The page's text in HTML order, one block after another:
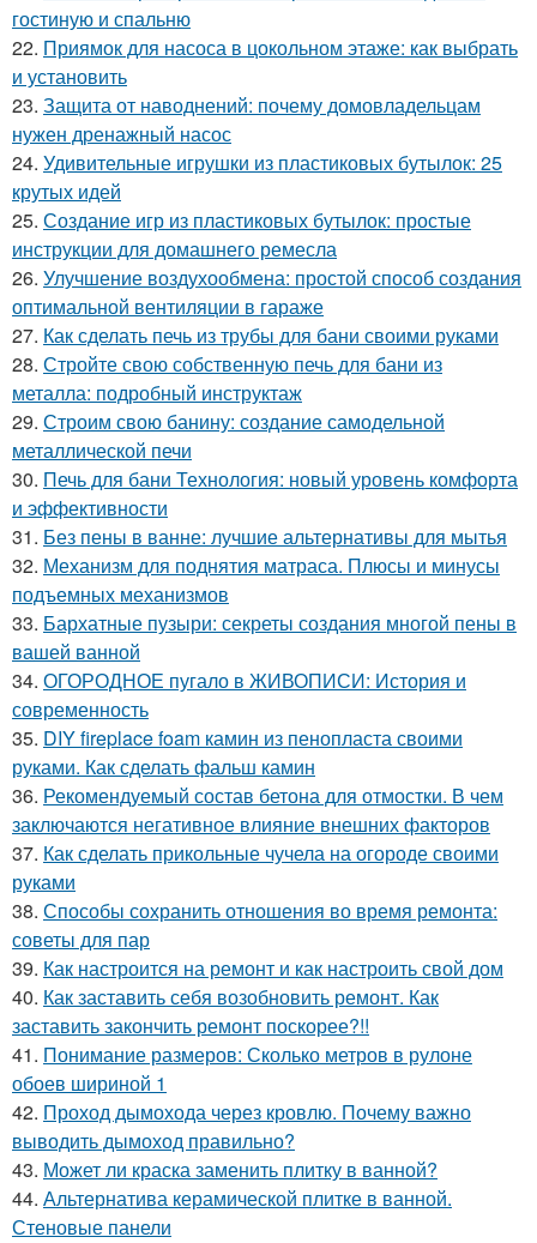
гостиную и спальню
22. Приямок для насоса в цокольном этаже: как выбрать
и установить
23. Защита от наводнений: почему домовладельцам
нужен дренажный насос
24. Удивительные игрушки из пластиковых бутылок: 25
крутых идей
25. Создание игр из пластиковых бутылок: простые
инструкции для домашнего ремесла
26. Улучшение воздухообмена: простой способ создания
оптимальной вентиляции в гараже
27. Как сделать печь из трубы для бани своими руками
28. Стройте свою собственную печь для бани из
металла: подробный инструктаж
29. Строим свою банину: создание самодельной
металлической печи
30. Печь для бани Технология: новый уровень комфорта
и эффективности
31. Без пены в ванне: лучшие альтернативы для мытья
32. Механизм для поднятия матраса. Плюсы и минусы
подъемных механизмов
33. Бархатные пузыри: секреты создания многой пены в
вашей ванной
34. ОГОРОДНОЕ пугало в ЖИВОПИСИ: История и
современность
35. DIY fireplace foam камин из пенопласта своими
руками. Как сделать фальш камин
36. Рекомендуемый состав бетона для отмостки. В чем
заключаются негативное влияние внешних факторов
37. Как сделать прикольные чучела на огороде своими
руками
38. Способы сохранить отношения во время ремонта:
советы для пар
39. Как настроится на ремонт и как настроить свой дом
40. Как заставить себя возобновить ремонт. Как
заставить закончить ремонт поскорее?!!
41. Понимание размеров: Сколько метров в рулоне
обоев шириной 1
42. Проход дымохода через кровлю. Почему важно
выводить дымоход правильно?
43. Может ли краска заменить плитку в ванной?
44. Альтернатива керамической плитке в ванной.
Стеновые панели